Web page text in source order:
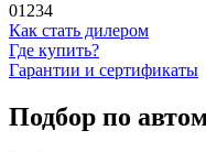
Read More...
Слайд 4
01 234
Как стать дилером
Где купить?
Гарантии и сертификаты
Подбор по